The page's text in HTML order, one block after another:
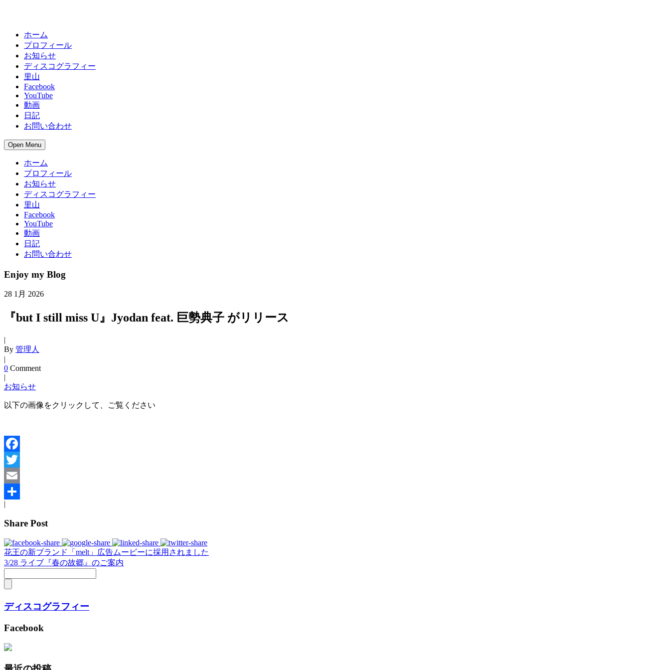
ホーム
プロフィール
お知らせ
ディスコグラフィー
里山
Facebook
YouTube
動画
日記
お問い合わせ
Open Menu
ホーム
プロフィール
お知らせ
ディスコグラフィー
里山
Facebook
YouTube
動画
日記
お問い合わせ
Enjoy my Blog
28 1月 2026
『but I still miss U』Jyodan feat. 巨勢典子 がリリース
|
By 管理人
|
0 Comment
|
お知らせ
以下の画像をクリックして、ご覧ください
Facebook
Twitter
Email
共
有
|
Share Post
花王の新ブランド「melt」広告ムービーに採用されました
3/28 ライブ『春の故郷』のご案内
ディスコグラフィー
Facebook